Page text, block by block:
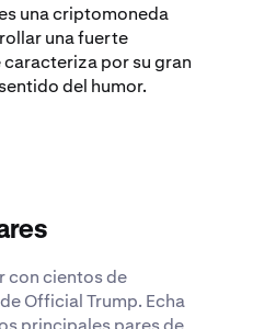
una criptomoneda
una fuerte
por su gran
del humor.
con cientos de
Official Trump. Echa